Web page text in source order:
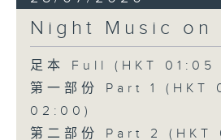
Night Music on
足本 Full (HKT
第一部份 Part 1 (HKT
02:00)
第二部份 Part 2